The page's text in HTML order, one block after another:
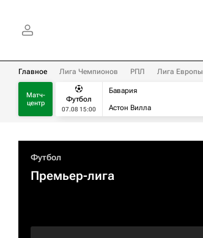
Главное Лига Чемпионов РПЛ Лига Европы
Матч-
центр
Футбол
07.08 15:00
Бавария
Астон Вилла
Футбол
Премьер-лига